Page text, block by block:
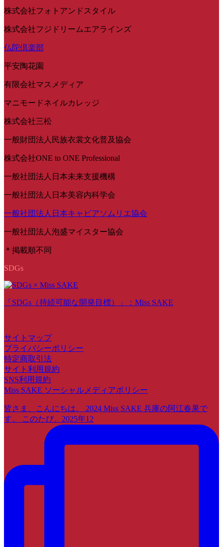
株式会社フォトアンドスタイル
株式会社フジドリームエアラインズ
仏陀倶楽部
平安陶花園
有限会社マスメディア
マニモードネイルカレッジ
株式会社三松
一般財団法人民族衣裳文化普及協会
株式会社ONE to ONE Professional
一般社団法人日本未来支援機構
一般社団法人日本美容内科学会
一般社団法人日本キャビアソムリエ協会
一般社団法人泡盛マイスター協会
＊掲載順不同
SDGs
「SDGs（持続可能な開発目標）」：Miss SAKE
サイトマップ
プライバシーポリシー
特定商取引法
サイト利用規約
SNS利用規約
Miss SAKE ソーシャルメディアポリシー
皆さま、こんにちは。 2024 Miss SAKE 兵庫の阿江春果で
す。 このたび、2025年12